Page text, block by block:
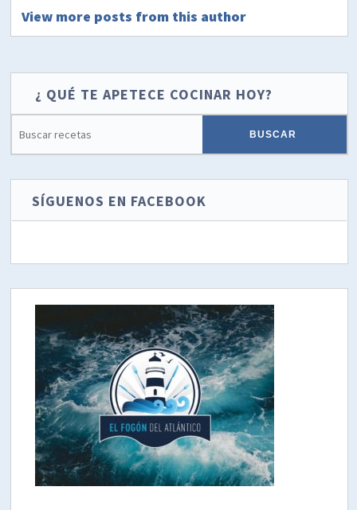
View more posts from this author
¿ QUÉ TE APETECE COCINAR HOY?
SÍGUENOS EN FACEBOOK